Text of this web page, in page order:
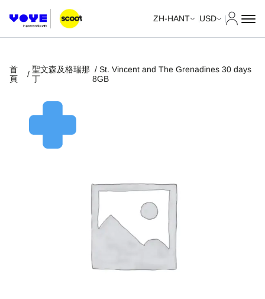
ZH-HANT USD
首
頁
/ 聖文森及格瑞那
丁
/ St. Vincent and The Grenadines 30 days
8GB